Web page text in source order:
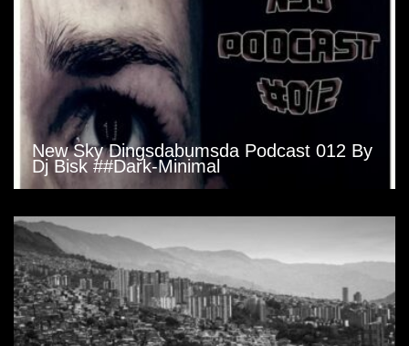
New Sky Dingsdabumsda Podcast 012 By
Dj Bisk ##Dark-Minimal